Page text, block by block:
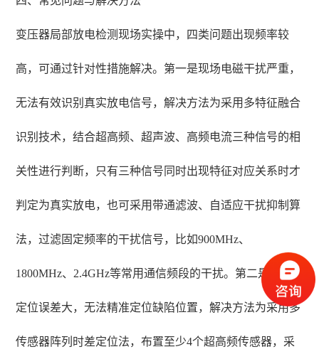
变压器局部放电检测现场实操中，四类问题出现频率较
高，可通过针对性措施解决。第一是现场电磁干扰严重，
无法有效识别真实放电信号，解决方法为采用多特征融合
识别技术，结合超高频、超声波、高频电流三种信号的相
关性进行判断，只有三种信号同时出现特征对应关系时才
判定为真实放电，也可采用带通滤波、自适应干扰抑制算
法，过滤固定频率的干扰信号，比如900MHz、
1800MHz、2.4GHz等常用通信频段的干扰。第二是放电
定位误差大，无法精准定位缺陷位置，解决方法为采用多
传感器阵列时差定位法，布置至少4个超高频传感器，采